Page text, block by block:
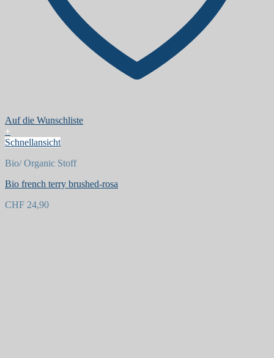
Auf die Wunschliste
+
Schnellansicht
Bio/ Organic Stoff
Bio french terry brushed-rosa
CHF 24,90